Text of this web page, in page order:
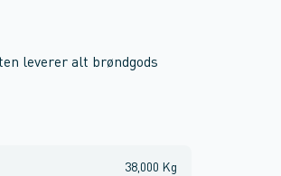
leverer alt brøndgods
38,000 Kg